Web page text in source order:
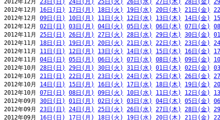
2012年12月 23日(日) 24日(月) 25日(火) 26日(水) 27日(木) 28日(金)
2012年12月 16日(日) 17日(月) 18日(火) 19日(水) 20日(木) 21日(金)
2012年12月 09日(日) 10日(月) 11日(火) 12日(水) 13日(木) 14日(金)
2012年12月 02日(日) 03日(月) 04日(火) 05日(水) 06日(木) 07日(金)
2012年11月 25日(日) 26日(月) 27日(火) 28日(水) 29日(木) 30日(金)
2012年11月 18日(日) 19日(月) 20日(火) 21日(水) 22日(木) 23日(金)
2012年11月 11日(日) 12日(月) 13日(火) 14日(水) 15日(木) 16日(金)
2012年11月 04日(日) 05日(月) 06日(火) 07日(水) 08日(木) 09日(金)
2012年10月 28日(日) 29日(月) 30日(火) 31日(水) 01日(木) 02日(金)
2012年10月 21日(日) 22日(月) 23日(火) 24日(水) 25日(木) 26日(金)
2012年10月 14日(日) 15日(月) 16日(火) 17日(水) 18日(木) 19日(金)
2012年10月 07日(日) 08日(月) 09日(火) 10日(水) 11日(木) 12日(金)
2012年09月 30日(日) 01日(月) 02日(火) 03日(水) 04日(木) 05日(金)
2012年09月 23日(日) 24日(月) 25日(火) 26日(水) 27日(木) 28日(金)
2012年09月 16日(日) 17日(月) 18日(火) 19日(水) 20日(木) 21日(金)